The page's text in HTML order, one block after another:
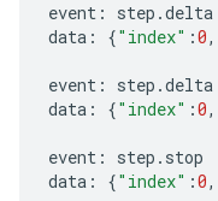
event : step .delta
data : {"index" :0,
event : step .delta
data : {"index" :0,
event : step . stop
data : {"index" :0,